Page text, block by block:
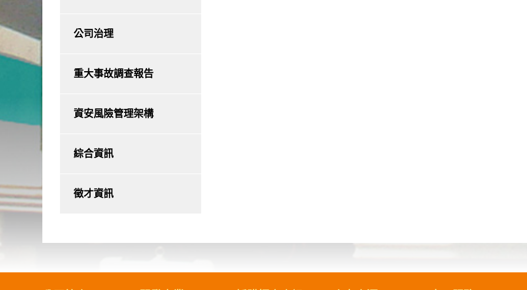
公司治理
重大事故調查報告
資安風險管理架構
綜合資訊
徵才資訊